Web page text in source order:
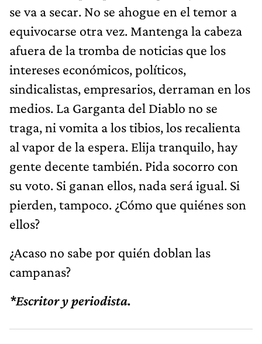
se va a secar. No se ahogue en el temor a
equivocarse otra vez. Mantenga la cabeza
afuera de la tromba de noticias que los
intereses económicos, políticos,
sindicalistas, empresarios, derraman en los
medios. La Garganta del Diablo no se
traga, ni vomita a los tibios, los recalienta
al vapor de la espera. Elija tranquilo, hay
gente decente también. Pida socorro con
su voto. Si ganan ellos, nada será igual. Si
pierden, tampoco. ¿Cómo que quiénes son
ellos?
¿Acaso no sabe por quién doblan las
campanas?
*Escritor y periodista.